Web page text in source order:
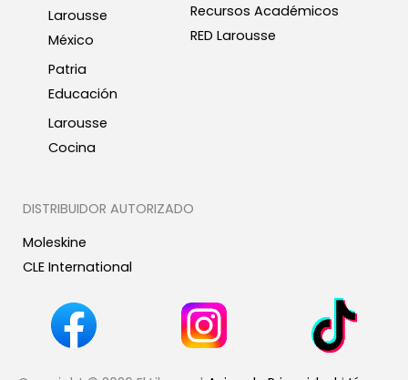
Larousse
México
Patria
Educación
Larousse
Cocina
Recursos Académicos
RED Larousse
DISTRIBUIDOR AUTORIZADO
Moleskine
CLE International